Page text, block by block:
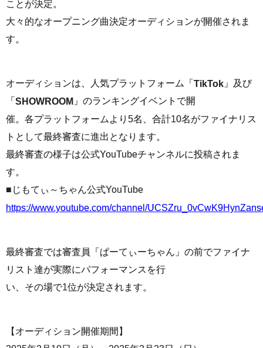
ことが決定。
大々的なオープニング曲決定オーディションが開催されま
す。
オーディションは、人気プラットフォーム「 TikTok 」及び
「 SHOWROOM 」のランキングイベントで開
催。各プラットフォームより5名、合計10名がファイナリス
トとして最終審査に進出となります。
最終審査の様子は公式YouTubeチャンネルに投稿されま
す。
■じもてぃ～ちゃん公式YouTube
https://www.youtube.com/channel/
最終審査では審査員「ぱーてぃーちゃん」の前でファイナ
リスト達が実際にパフォーマンスを行
い、その場で1位が決定されます。
【オーディション開催期間】